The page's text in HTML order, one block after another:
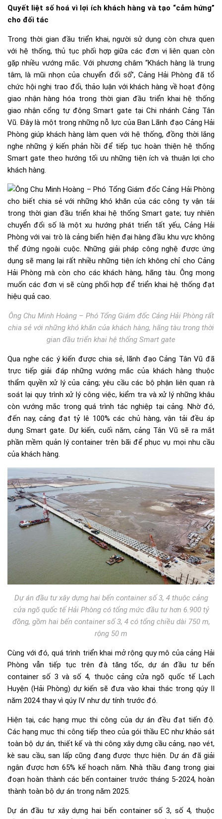
Quyết liệt số hoá vì lợi ích khách hàng và tạo “cảm hứng”
cho đối tác
Trong thời gian đầu triển khai, người sử dụng còn chưa quen
với hệ thống, thủ tục phối hợp giữa các đơn vị liên quan còn
gặp nhiều vướng mắc. Với phương châm “Khách hàng là trung
tâm, là mũi nhọn của chuyển đổi số”, Cảng Hải Phòng đã tổ
chức hội nghị trao đổi, thảo luận với khách hàng về hoạt động
giao nhận hàng hóa trong thời gian đầu triển khai hệ thống
giao nhận cổng tự động Smart gate tại Chi nhánh Cảng Tân
Vũ. Đây là một trong những nỗ lực của Ban Lãnh đạo Cảng Hải
Phòng giúp khách hàng làm quen với hệ thống, đồng thời lắng
nghe những ý kiến phản hồi để tiếp tục hoàn thiện hệ thống
Smart gate theo hướng tối ưu những tiện ích và thuận lợi cho
khách hàng.
Ông Chu Minh Hoàng – Phó Tổng Giám đốc Cảng Hải Phòng rất
chia sẻ với những khó khăn của khách hàng, hãng tàu trong thời
gian đầu triển khai hệ thống Smart gate
Qua nghe các ý kiến được chia sẻ, lãnh đạo Cảng Tân Vũ đã
trực tiếp giải đáp những vướng mắc của khách hàng thuộc
thẩm quyền xử lý của cảng; yêu cầu các bộ phận liên quan rà
soát lại quy trình xử lý công việc, kiểm tra và xử lý những khâu
còn vướng mắc trong quá trình tác nghiệp tại cảng. Nhờ đó,
đến nay, cảng đạt tỷ lê 100% các chủ hàng, vận tải đều áp
dụng Smart gate. Dự kiến, cuối năm, cảng Tân Vũ sẽ ra mắt
phần mềm quản lý container trên bãi để phục vụ mọi nhu cầu
của khách hàng.
Dự án đầu tư xây dựng hai bến container số 3, 4 thuộc cảng
cửa ngõ quốc tế Hải Phòng có tổng mức đầu tư hơn 6.900 tỷ
đồng, gồm hai bến container số 3, 4 có tổng chiều dài 750 m,
rộng 50 m
Cùng với đó, quá trình triển khai mở rộng quy mô của cảng Hải
Phòng vẫn tiếp tục trên đà tăng tốc, dự án đầu tư bến
container số 3 và số 4, thuộc cảng cửa ngõ quốc tế Lạch
Huyện (Hải Phòng) dự kiến sẽ đưa vào khai thác trong qúy II
năm 2024 thay vì qúy IV như dự tính trước đó.
Hiện tại, các hạng mục thi công của dự án đều đạt tiến độ.
Các hạng mục thi công tiếp theo của gói thầu EC như khảo sát
toàn bộ dự án, thiết kế và thi công xây dựng cầu cảng, nạo vét,
kè sau cầu, san lấp cũng đang được thực hiện. Dự án đã giải
ngân được hơn 65% kế hoạch năm. Nhà thầu đang trong giai
đoạn hoàn thành các bến container trước tháng 5-2024, hoàn
thành toàn bộ dự án trong năm 2025.
Dự án đầu tư xây dựng hai bến container số 3, số 4, thuộc